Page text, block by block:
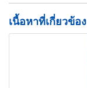
เนื้อหาที่เกี่ยวข้อง